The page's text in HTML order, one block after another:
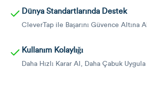
Dünya Standartlarında Destek
CleverTap ile Başarını Güvence Altına Al
Kullanım Kolaylığı
Daha Hızlı Karar Al, Daha Çabuk Uygula